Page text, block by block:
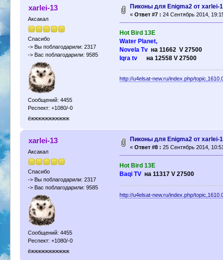
xarlei-13
Аксакал
Спасибо
-> Вы поблагодарили: 2317
-> Вас поблагодарили: 9585
Сообщений: 4455
Респект: +1080/-0
ёжжжжжжжжжжж
Пиконы для Enigma2 от xarlei-
«Ответ #7 : 24 Сентябрь 2014,
Hot Bird 13E
Water Planet,
Novela Tvна 11662 V 27500
Iqra tv
на 12558 V 27500
http://u4elsat-new.ru/index.php/
xarlei-13
Аксакал
Спасибо
-> Вы поблагодарили: 2317
-> Вас поблагодарили: 9585
Сообщений: 4455
Респект: +1080/-0
ёжжжжжжжжжжж
Пиконы для Enigma2 от xarlei-
«Ответ #8 : 25 Сентябрь 2014,
Hot Bird 13E
Baqi TVна 11317 V 27500
http://u4elsat-new.ru/index.php/